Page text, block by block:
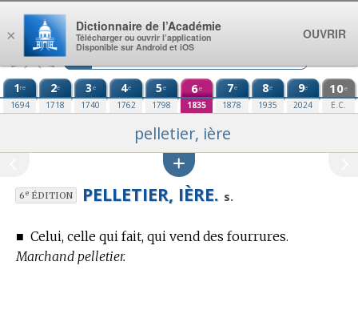
Aller au contenu
1re
1694
2e
1718
3e
1740
4e
1762
5e
1798
6e
1835
7e
1878
8e
1935
9e
2024
10e
E.C.
pelletier, ière
6eÉDITION PELLETIER, IÈRE. s.
■ Celui, celle qui fait, qui vend des fourrures.
Marchand pelletier.
×
Dictionnaire de l’Académie
Télécharger ou ouvrir l’application
Disponible sur Android et iOS
OUVRIR